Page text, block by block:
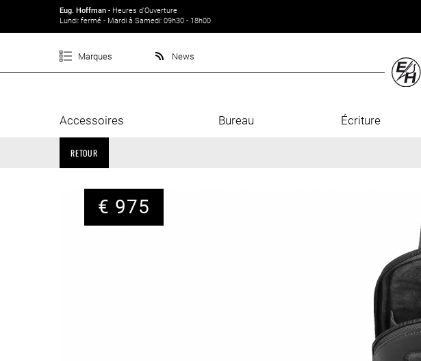
Eug. Hoffman - Heures d'Ouverture
Lundi: fermé - Mardi à Samedi: 09h30 - 18h00
Marques News
Accessoires Bureau Écriture
RETOUR
€ 975